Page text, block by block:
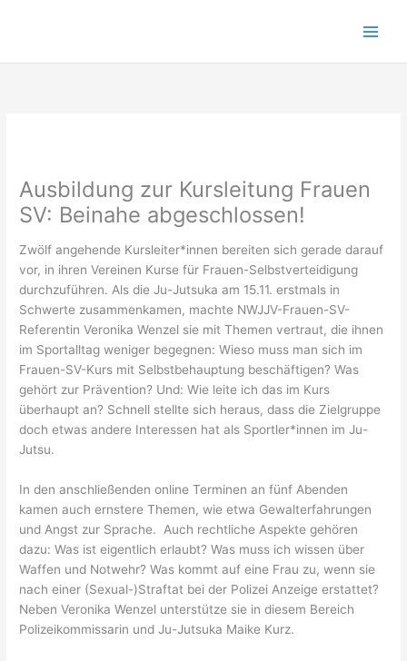
Ausbildung zur Kursleitung Frauen
SV: Beinahe abgeschlossen!
Zwölf angehende Kursleiter*innen bereiten sich gerade darauf
vor, in ihren Vereinen Kurse für Frauen-Selbstverteidigung
durchzuführen. Als die Ju-Jutsuka am 15.11. erstmals in
Schwerte zusammenkamen, machte NWJJV-Frauen-SV-
Referentin Veronika Wenzel sie mit Themen vertraut, die ihnen
im Sportalltag weniger begegnen: Wieso muss man sich im
Frauen-SV-Kurs mit Selbstbehauptung beschäftigen? Was
gehört zur Prävention? Und: Wie leite ich das im Kurs
überhaupt an? Schnell stellte sich heraus, dass die Zielgruppe
doch etwas andere Interessen hat als Sportler*innen im Ju-
Jutsu.
In den anschließenden online Terminen an fünf Abenden
kamen auch ernstere Themen, wie etwa Gewalterfahrungen
und Angst zur Sprache. Auch rechtliche Aspekte gehören
dazu: Was ist eigentlich erlaubt? Was muss ich wissen über
Waffen und Notwehr? Was kommt auf eine Frau zu, wenn sie
nach einer (Sexual-)Straftat bei der Polizei Anzeige erstattet?
Neben Veronika Wenzel unterstütze sie in diesem Bereich
Polizeikommissarin und Ju-Jutsuka Maike Kurz.